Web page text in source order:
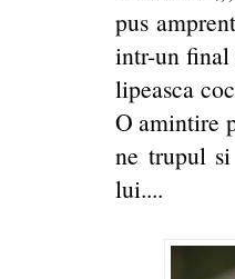
pus
intr-un final
lipeasca
O amintire
ne trupul
lui....